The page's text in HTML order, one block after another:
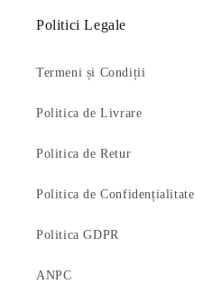
Politici Legale
Termeni și Condiții
Politica de Livrare
Politica de Retur
Politica de Confidențialitate
Politica GDPR
ANPC